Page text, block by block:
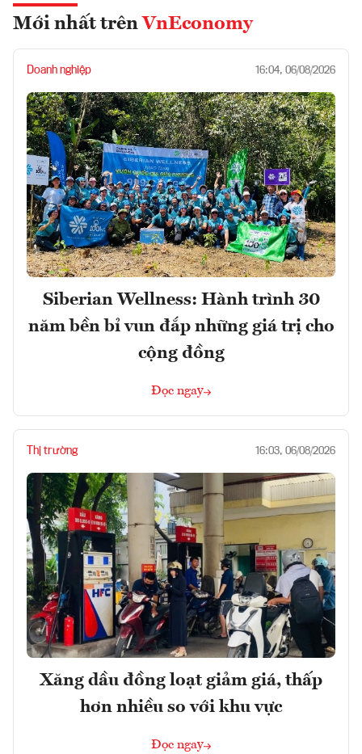
Mới nhất trên VnEconomy
Doanh nghiệp 16:04, 06/08/2026
Siberian Wellness: Hành trình 30
năm bền bỉ vun đắp những giá trị cho
cộng đồng
Đọc ngay
Thị trường 16:03, 06/08/2026
Xăng dầu đồng loạt giảm giá, thấp
hơn nhiều so với khu vực
Đọc ngay